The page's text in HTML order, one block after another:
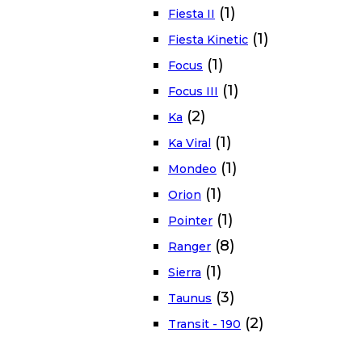
Fiesta II (1)
Fiesta Kinetic (1)
Focus (1)
Focus III (1)
Ka (2)
Ka Viral (1)
Mondeo (1)
Orion (1)
Pointer (1)
Ranger (8)
Sierra (1)
Taunus (3)
Transit - 190 (2)